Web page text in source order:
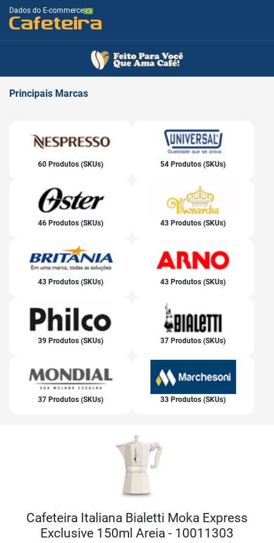
Dados do E-commerce
Cafeteira
Principais Marcas
60 Produtos (SKUs) 54 Produtos (SKUs)
46 Produtos (SKUs) 43 Produtos (SKUs)
43 Produtos (SKUs) 43 Produtos (SKUs)
39 Produtos (SKUs) 37 Produtos (SKUs)
37 Produtos (SKUs) 33 Produtos (SKUs)
Cafeteira Italiana Bialetti Moka Express
Exclusive 150ml Areia - 10011303